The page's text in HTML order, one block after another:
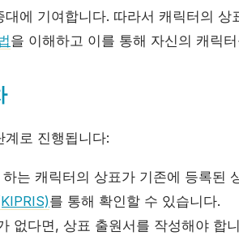
에 기여합니다. 따라서 캐릭터의 상
을 이해하고 이를 통해 자신의 캐릭
로 진행됩니다:
는 캐릭터의 상표가 기존에 등록된
를 통해 확인할 수 있습니다.
없다면, 상표 출원서를 작성해야 합